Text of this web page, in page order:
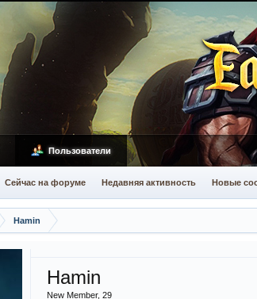
Hamin
Hamin
New Member, 29
Пользователи
Сейчас на форуме Недавняя активность Новые